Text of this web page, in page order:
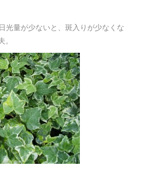
光量が少ないと、斑入りが少なくな